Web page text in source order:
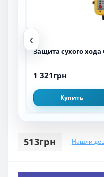
‹
Защита сухого хода
1 321грн
Купить
513грн Нашли